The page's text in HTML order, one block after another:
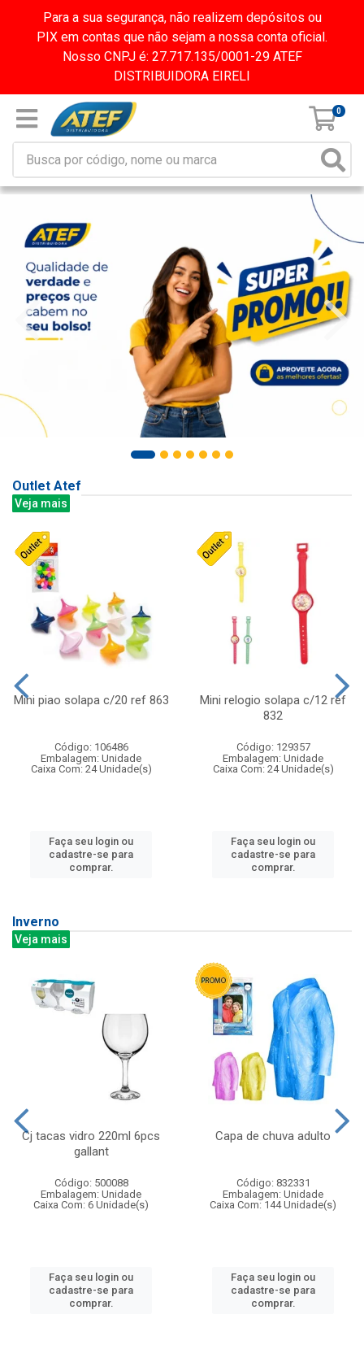
Para a sua segurança, não realizem depósitos ou
PIX em contas que não sejam a nossa conta oficial.
Nosso CNPJ é: 27.717.135/0001-29 ATEF
DISTRIBUIDORA EIRELI
0
Outlet Atef
Veja mais
Mini piao solapa c/20 ref 863
Código: 106486
Embalagem: Unidade
Caixa Com: 24 Unidade(s)
Faça seu login ou
cadastre-se para
comprar.
Mini relogio solapa c/12 ref
832
Código: 129357
Embalagem: Unidade
Caixa Com: 24 Unidade(s)
Faça seu login ou
cadastre-se para
comprar.
Inverno
Veja mais
Cj tacas vidro 220ml 6pcs
gallant
Código: 500088
Embalagem: Unidade
Caixa Com: 6 Unidade(s)
Faça seu login ou
cadastre-se para
comprar.
Capa de chuva adulto
Código: 832331
Embalagem: Unidade
Caixa Com: 144 Unidade(s)
Faça seu login ou
cadastre-se para
comprar.